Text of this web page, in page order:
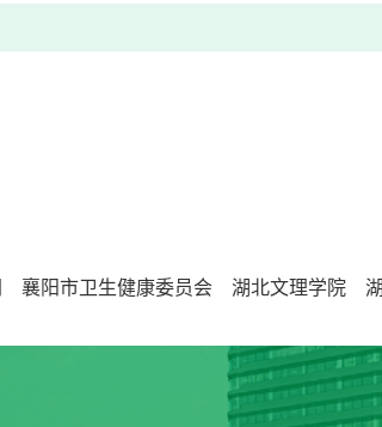
襄阳市卫生健康委员会 湖北文理学院